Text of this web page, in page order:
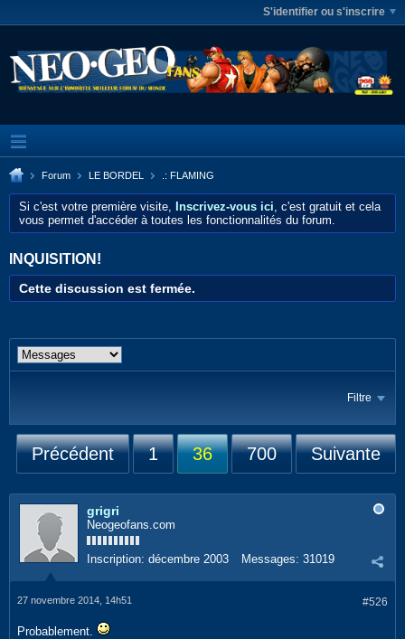
S'identifier ou s'inscrire
Forum LE BORDEL .: FLAMING
Si c'est votre première visite, Inscrivez-vous ici, c'est gratuit et cela
vous permet d'accéder à toutes les fonctionnalités du forum.
INQUISITION!
Cette discussion est fermée.
Filtre
Précédent 1 36 700 Suivante
grigri
Neogeofans.com
Inscription: décembre 2003 Messages: 31019
#526
27 novembre 2014, 14h51
Probablement.